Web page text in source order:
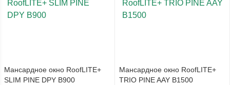
Мансардное окно RoofLITE+
SLIM PINE DPY B900
Мансардное окно RoofLITE+
TRIO PINE AAY B1500